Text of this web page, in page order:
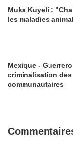
Muka Kuyeli :
les maladies
Mexique -
criminalisation des
communautaires